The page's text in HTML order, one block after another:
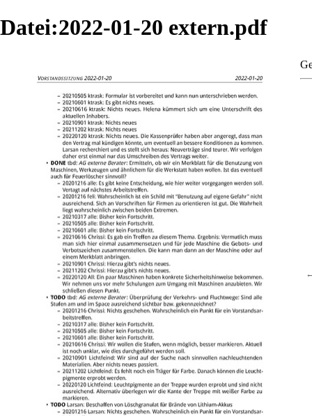
Datei:2022-01-20 extern.pdf